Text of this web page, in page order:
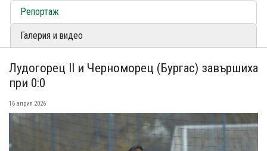
Репортаж
Галерия и видео
Лудогорец II и Черноморец (Бургас) завършиха
при 0:0
16 април 2026